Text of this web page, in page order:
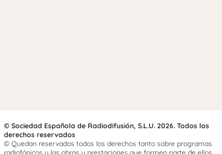
© Sociedad Española de Radiodifusión, S.L.U. 2026. Todos los
derechos reservados
© Quedan reservados todos los derechos tanto sobre programas